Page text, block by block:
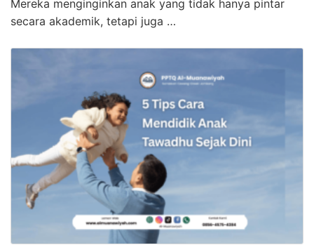
Mereka menginginkan anak yang tidak hanya pintar
secara akademik, tetapi juga …